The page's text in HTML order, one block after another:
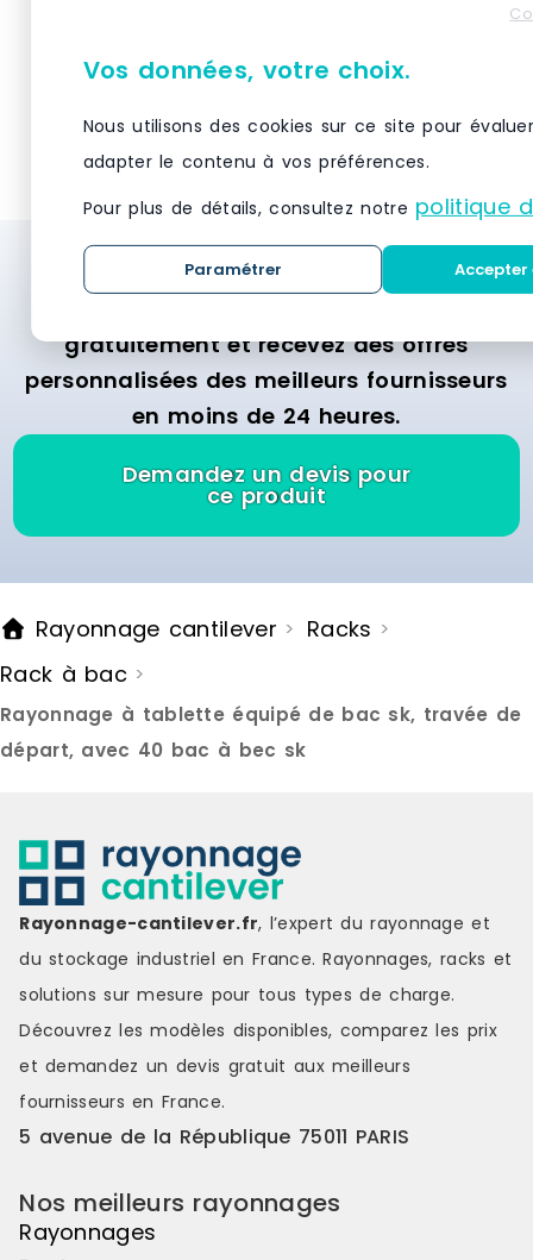
par niveau- 21 bacs à bec
plastique de 28 litres bleus.
mm) Dimensions > Hors tout : L.
1090 x P. 500 x H.1972 mm> Poids :
60 kg.
Galvabacs
rayonnage :
Besoin d’un système de stockage et de
gratuitement et recevez des offres
personnalisées des meilleurs fournisseurs
en moins de 24 heures.
Demandez un devis pour
ce produit
Rayonnage cantilever > Racks >
Rack à bac >
Rayonnage à tablette équipé de bac sk, travée de
départ, avec 40 bac à bec sk
Vos données, votre choix.
Nous utilisons des cookies sur ce site pour
adapter le contenu à vos préférences.
Pour plus de détails, consultez notre politique
Paramétrer
Rayonnage-cantilever.fr, l’expert du rayonnage et
du stockage industriel en France. Rayonnages, racks et
solutions sur mesure pour tous types de charge.
Découvrez les modèles disponibles, comparez les prix
et demandez un devis gratuit aux meilleurs
fournisseurs en France.
5 avenue de la République 75011 PARIS
Nos meilleurs rayonnages
Rayonnages